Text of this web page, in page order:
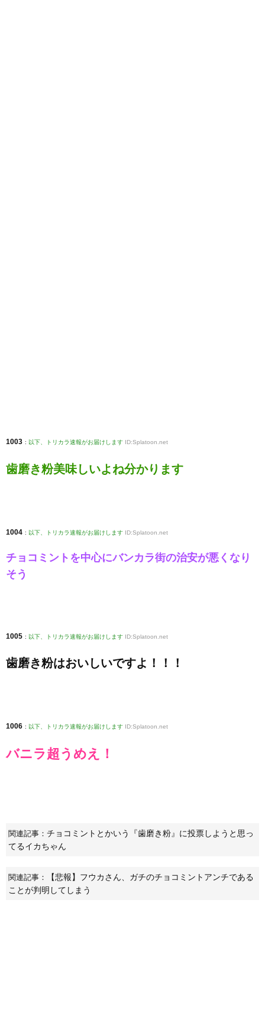
1003 : 以下、トリカラ速報がお届けします ID:Splatoon.net
歯磨き粉美味しいよね分かります
1004 : 以下、トリカラ速報がお届けします ID:Splatoon.net
チョコミントを中心にバンカラ街の治安が悪くなり
そう
1005 : 以下、トリカラ速報がお届けします ID:Splatoon.net
歯磨き粉はおいしいですよ！！！
1006 : 以下、トリカラ速報がお届けします ID:Splatoon.net
バニラ超うめえ！
関連記事： チョコミントとかいう『歯磨き粉』に投票しようと思っ
てるイカちゃん
関連記事：
【悲報】フウカさん、ガチのチョコミントアンチである
ことが判明してしまう